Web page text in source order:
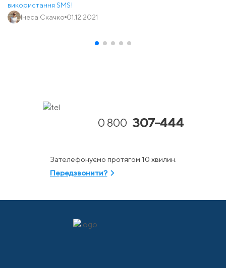
використання SMS!
Інеса Скачко 01.12.2021
0 800 307-444
Зателефонуємо протягом 10 хвилин.
Передзвонити?